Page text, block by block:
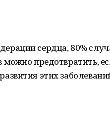
сердца, 80%
можно предотвратить,
этих